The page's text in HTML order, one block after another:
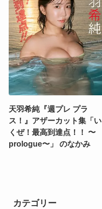
天羽希純『週プレ プラ
ス！』アザーカット集「い
くぜ！最高到達点！！ 〜
prologue〜」 のなかみ
カテゴリー